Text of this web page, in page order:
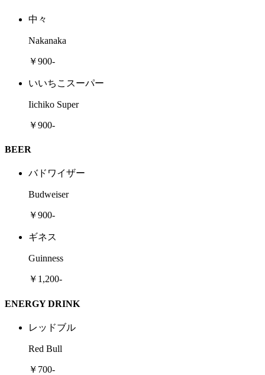
中々
Nakanaka
￥900-
いいちこスーパー
Iichiko Super
￥900-
BEER
バドワイザー
Budweiser
￥900-
ギネス
Guinness
￥1,200-
ENERGY DRINK
レッドブル
Red Bull
￥700-